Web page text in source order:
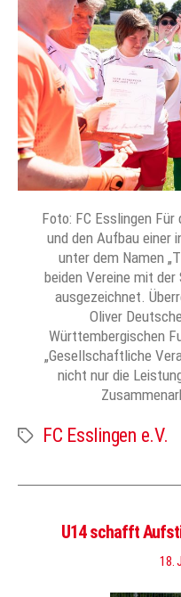
Foto: FC Esslingen
und den Aufbau einer
unter dem Namen
beiden Vereine mit der
ausgezeichnet.
Oliver
Württembergischen
„Gesellschaftliche
nicht nur die
Schlagwörter
FC Esslingen e.V.
U14 schafft
18.